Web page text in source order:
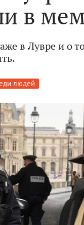
в
в Лувре и о
людей